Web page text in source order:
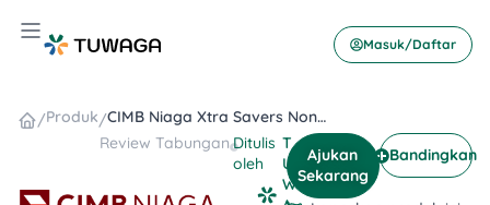
Hamburger Toggle Menu
Masuk/Daftar
/Produk/ CIMB Niaga Xtra Savers Non Individu Syariah Wadiah
Review TabunganDitulis
oleh
T
U
W
Ajukan
Sekarang
Bandingkan